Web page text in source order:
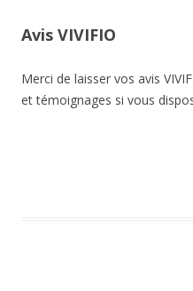
Avis VIVIFIO
Merci de laisser vos avis
et témoignages si vous